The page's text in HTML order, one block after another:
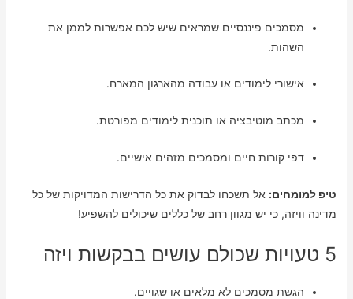
מסמכים פיננסיים שמראים שיש לכם אפשרות לממן את
השהות.
אישורי לימודים או עבודה מהארגון המארח.
מכתב מוטיבציה או תוכנית לימודים מפורטת.
דפי קורות חיים ומסמכים מזהים אישיים.
טיפ למומחים: אל תשכחו לבדוק את כל הדרישות המדויקות של כל
מדינה וויזה, כי יש מגוון רחב של כללים שיכולים להשפיע!
5 טעויות שכולם עושים בבקשות ויזה
הגשת מסמכים לא מלאים או שגויים.